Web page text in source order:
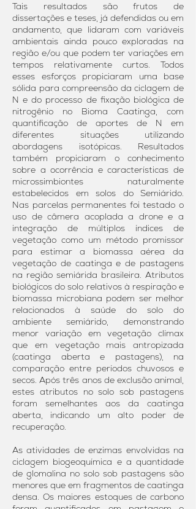
Tais resultados são frutos de
dissertações e teses, já defendidas ou em
andamento, que lidaram com variáveis
ambientais ainda pouco exploradas na
região e/ou que podem ter variações em
tempos relativamente curtos. Todos
esses esforços propiciaram uma base
sólida para compreensão da ciclagem de
N e do processo de fixação biológica de
nitrogênio no Bioma Caatinga, com
quantificação de aportes de N em
diferentes situações utilizando
abordagens isotópicas. Resultados
também propiciaram o conhecimento
sobre a ocorrência e características de
microssimbiontes naturalmente
estabelecidos em solos do Semiárido.
Nas parcelas permanentes foi testado o
uso de câmera acoplada a drone e a
integração de múltiplos índices de
vegetação como um método promissor
para estimar a biomassa aérea da
vegetação de caatinga e de pastagens
na região semiárida brasileira. Atributos
biológicos do solo relativos à respiração e
biomassa microbiana podem ser melhor
relacionados à saúde do solo do
ambiente semiárido, demonstrando
menor variação em vegetação clímax
que em vegetação mais antropizada
(caatinga aberta e pastagens), na
comparação entre períodos chuvosos e
secos. Após três anos de exclusão animal,
estes atributos no solo sob pastagens
foram semelhantes aos da caatinga
aberta, indicando um alto poder de
recuperação.
As atividades de enzimas envolvidas na
ciclagem biogeoquímica e a quantidade
de glomalina no solo sob pastagens são
menores que em fragmentos de caatinga
densa. Os maiores estoques de carbono